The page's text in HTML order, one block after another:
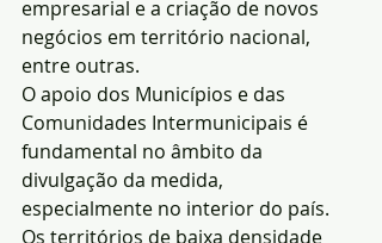
empresarial e a criação de novos
negócios em território nacional,
entre outras.
O apoio dos Municípios e das
Comunidades Intermunicipais é
fundamental no âmbito da
divulgação da medida,
especialmente no interior do país.
Os territórios de baixa densidade